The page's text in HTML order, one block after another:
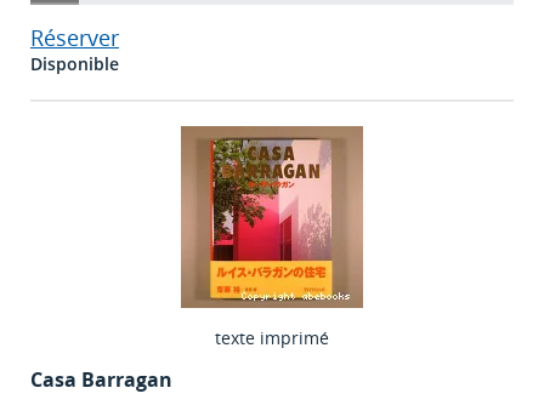
Réserver
Disponible
texte imprimé
Casa Barragan